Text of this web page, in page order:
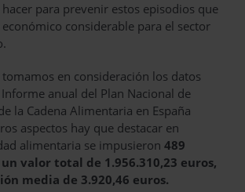
para prevenir estos episodios que
considerable para el sector
en consideración los datos
anual del Plan Nacional de
la Cadena Alimentaria en España
aspectos hay que destacar en
alimentaria se impusieron 489
valor total de 1.956.310,23 euros,
media de 3.920,46 euros.